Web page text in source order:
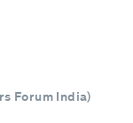
Forum India)